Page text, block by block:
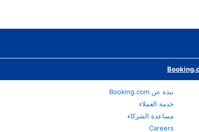
نبذة عن Booking.com
خدمة العملاء
مساعدة الشركاء
Careers